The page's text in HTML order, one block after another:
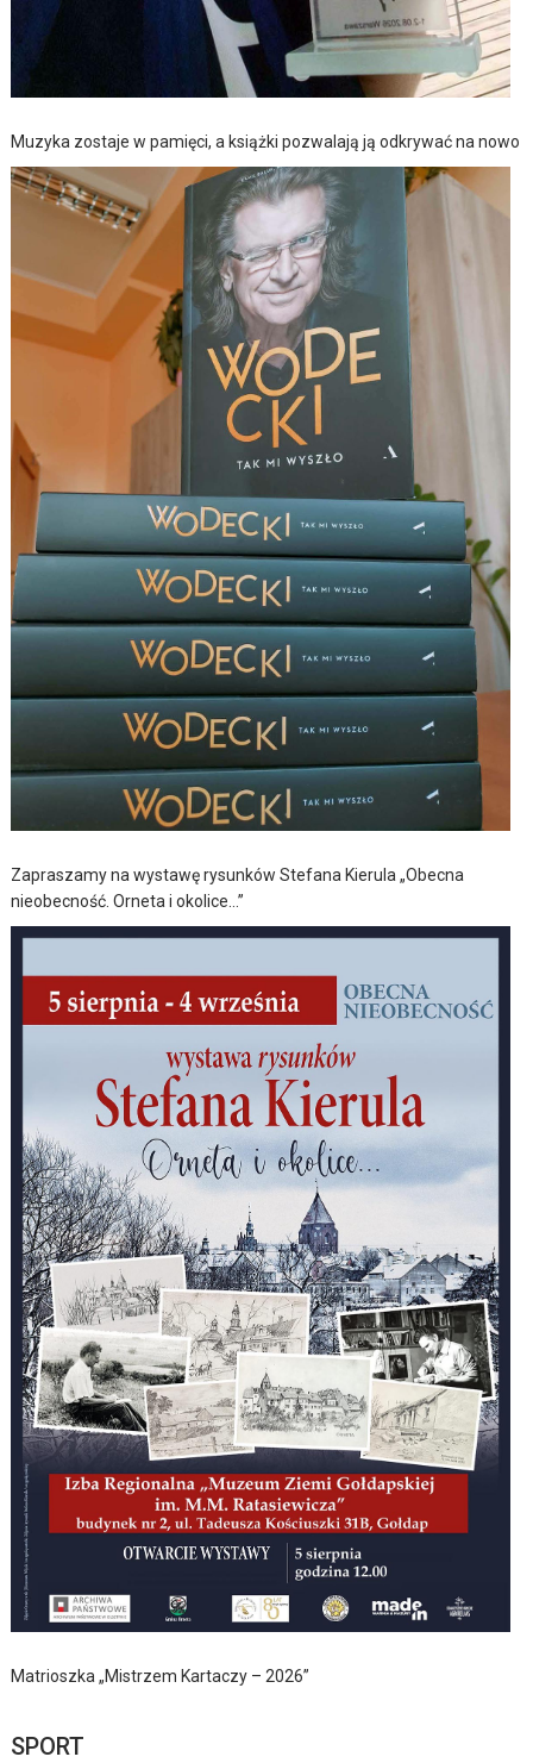
Muzyka zostaje w pamięci, a książki pozwalają ją odkrywać na nowo
Zapraszamy na wystawę rysunków Stefana Kierula „Obecna
nieobecność. Orneta i okolice…”
Matrioszka „Mistrzem Kartaczy – 2026”
SPORT